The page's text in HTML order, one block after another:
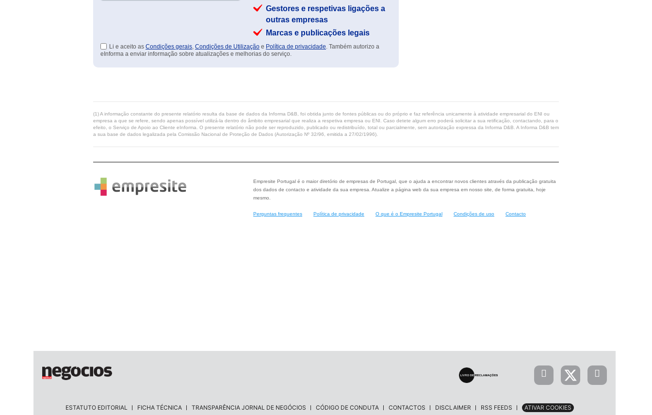
Gestores e respetivas ligações a
outras empresas
Marcas e publicações legais
Li e aceito as Condições gerais, Condições de Utilização e Política de privacidade. Também autorizo a
eInforma a enviar informação sobre atualizações e melhorias do serviço.
(1) A informação constante do presente relatório resulta da base de dados da Informa D&B, foi obtida junto de fontes públicas ou do próprio e faz referência unicamente à atividade empresarial do ENI ou
empresa a que se refere, sendo apenas possível utilizá-la dentro do âmbito empresarial que realiza a respetiva empresa ou ENI. Caso detete algum erro poderá solicitar a sua retificação, contactando, para o
efeito, o Serviço de Apoio ao Cliente eInforma. O presente relatório não pode ser reproduzido, publicado ou redistribuído, total ou parcialmente, sem autorização expressa da Informa D&B. A Informa D&B tem
a sua base de dados legalizada pela Comissão Nacional de Proteção de Dados (Autorização Nº 32/96, emitida a 27/02/1996).
Empresite Portugal é o maior diretório de empresas de Portugal, que o ajuda a encontrar novos clientes através da publicação gratuita
dos dados de contacto e atividade da sua empresa. Atualize a página web da sua empresa em nosso site, de forma gratuita, hoje
mesmo.
Perguntas frequentes Política de privacidade O que é o Empresite Portugal Condições de uso Contacto